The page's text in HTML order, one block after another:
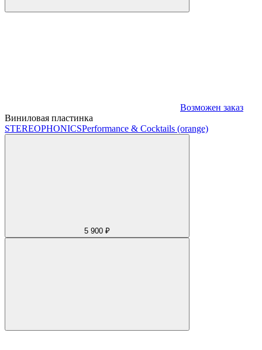
Возможен заказ
Виниловая пластинка
STEREOPHONICSPerformance & Cocktails (orange)
5 900 ₽